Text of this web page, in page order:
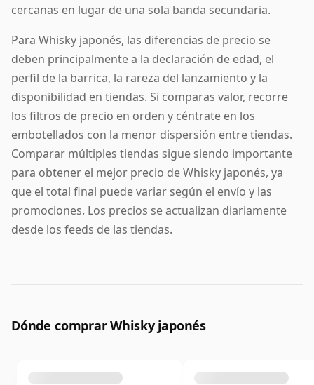
cercanas en lugar de una sola banda secundaria.
Para Whisky japonés, las diferencias de precio se
deben principalmente a la declaración de edad, el
perfil de la barrica, la rareza del lanzamiento y la
disponibilidad en tiendas. Si comparas valor, recorre
los filtros de precio en orden y céntrate en los
embotellados con la menor dispersión entre tiendas.
Comparar múltiples tiendas sigue siendo importante
para obtener el mejor precio de Whisky japonés, ya
que el total final puede variar según el envío y las
promociones. Los precios se actualizan diariamente
desde los feeds de las tiendas.
Dónde comprar Whisky japonés